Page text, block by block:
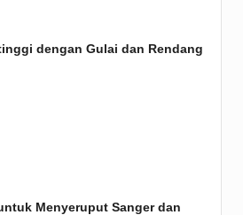
dengan Gulai dan Rendang
Menyeruput Sanger dan